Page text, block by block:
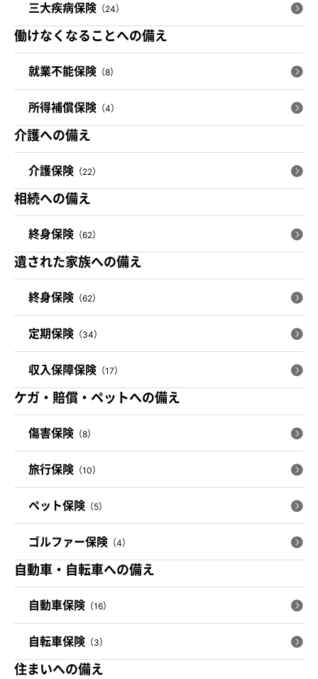
三大疾病保険 （24）
働けなくなることへの備え
就業不能保険 （8）
所得補償保険 （4）
介護への備え
介護保険 （22）
相続への備え
終身保険 （62）
遺された家族への備え
終身保険 （62）
定期保険 （34）
収入保障保険 （17）
ケガ・賠償・ペットへの備え
傷害保険 （8）
旅行保険 （10）
ペット保険 （5）
ゴルファー保険 （4）
自動車・自転車への備え
自動車保険 （16）
自転車保険 （3）
住まいへの備え